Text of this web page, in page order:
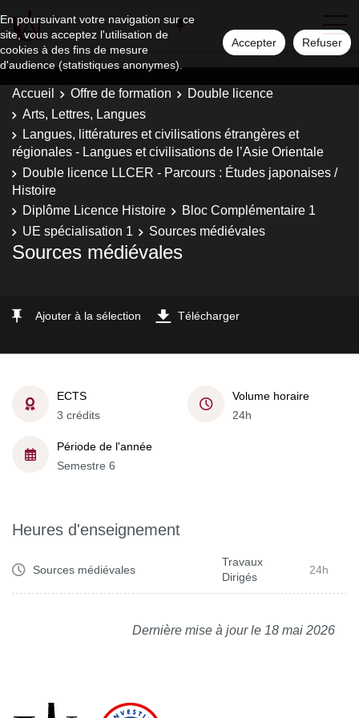
En poursuivant votre navigation sur ce
site, vous acceptez l'utilisation de
cookies à des fins de mesure
d'audience (statistiques anonymes).
Accepter Refuser
Accueil Offre de formation
Double licence
Arts, Lettres, Langues
Langues, littératures et civilisations étrangères et
régionales - Langues et civilisations de l’Asie Orientale
Double licence LLCER - Parcours : Études japonaises /
Histoire
Diplôme Licence Histoire
Bloc Complémentaire 1
UE spécialisation 1
Sources médiévales
Sources médiévales
Ajouter à la sélection Télécharger
ECTS
3 crédits
Volume horaire
24h
Période de l'année
Semestre 6
Heures d'enseignement
Sources médiévales
Travaux
Dirigés
24h
Dernière mise à jour le 18 mai 2026